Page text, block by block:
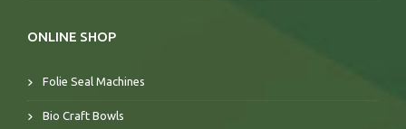
ONLINE SHOP
Folie Seal Machines
Bio Craft Bowls